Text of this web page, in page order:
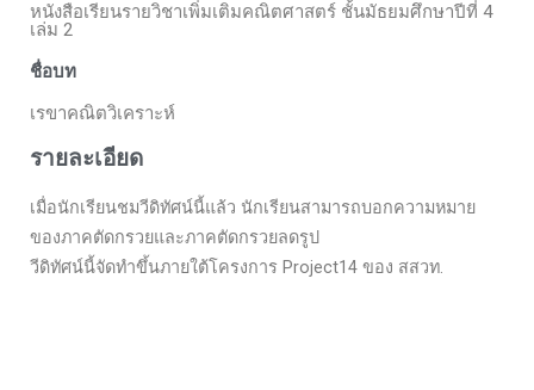
หนังสือเรียนรายวิชาเพิ่มเติมคณิตศาสตร์ ชั้นมัธยมศึกษาปีที่ 4
เล่ม 2
ชื่อบท
เรขาคณิตวิเคราะห์
รายละเอียด
เมื่อนักเรียนชมวีดิทัศน์นี้แล้ว นักเรียนสามารถบอกความหมาย
ของภาคตัดกรวยและภาคตัดกรวยลดรูป
วีดิทัศน์นี้จัดทำขึ้นภายใต้โครงการ Project14 ของ สสวท.